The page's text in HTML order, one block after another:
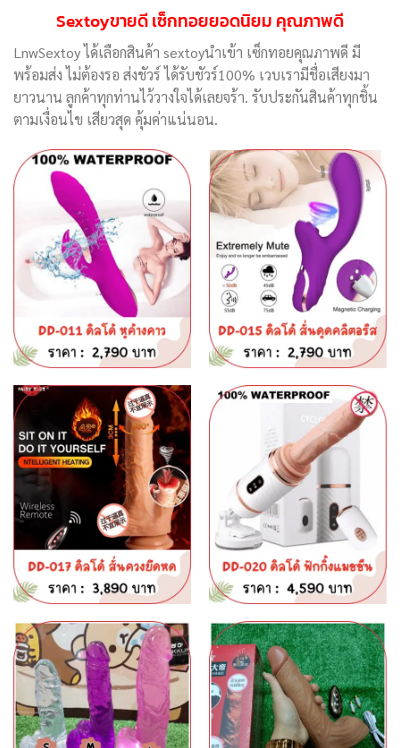
Sextoyขายดี เซ็กทอยยอดนิยม คุณภาพดี
LnwSextoy ได้เลือกสินค้า sextoyนำเข้า เซ็กทอยคุณภาพดี มี
พร้อมส่ง ไม่ต้องรอ ส่งชัวร์ ได้รับชัวร์100% เวบเรามีชื่อเสียงมา
ยาวนาน ลูกค้าทุกท่านไว้วางใจได้เลยจร้า. รับประกันสินค้าทุกชิ้น
ตามเงื่อนไข เสียวสุด คุ้มค่าแน่นอน.